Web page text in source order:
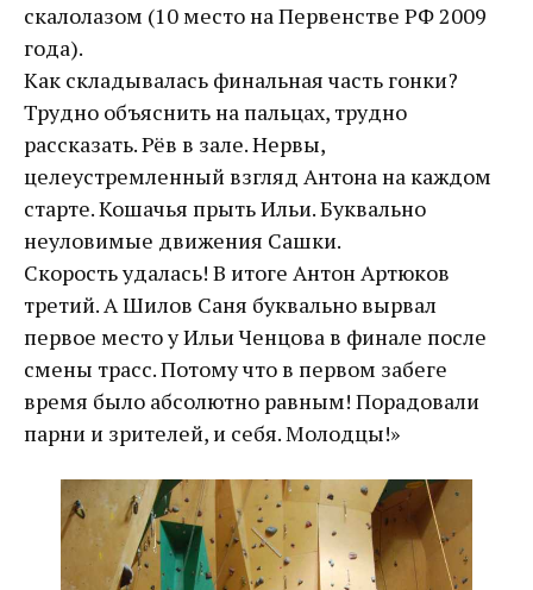
скалолазом (10 место на Первенстве РФ 2009
года).
Как складывалась финальная часть гонки?
Трудно объяснить на пальцах, трудно
рассказать. Рёв в зале. Нервы,
целеустремленный взгляд Антона на каждом
старте. Кошачья прыть Ильи. Буквально
неуловимые движения Сашки.
Скорость удалась! В итоге Антон Артюков
третий. А Шилов Саня буквально вырвал
первое место у Ильи Ченцова в финале после
смены трасс. Потому что в первом забеге
время было абсолютно равным! Порадовали
парни и зрителей, и себя. Молодцы!»